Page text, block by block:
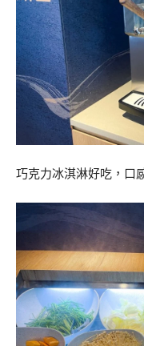
巧克力冰淇淋好吃，口